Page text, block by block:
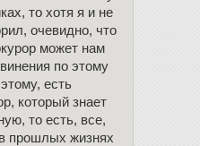
то хотя я и не
очевидно, что
может нам
по этому
есть
который знает
то есть, все,
прошлых жизнях